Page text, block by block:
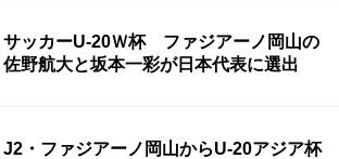
サッカーU-20Ｗ杯 ファジアーノ岡山の
佐野航大と坂本一彩が日本代表に選出
J2・ファジアーノ岡山からU-20アジア杯